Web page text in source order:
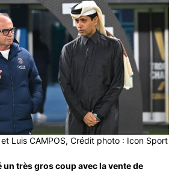
et Luis CAMPOS, Crédit photo : Icon Sport
un très gros coup avec la vente de